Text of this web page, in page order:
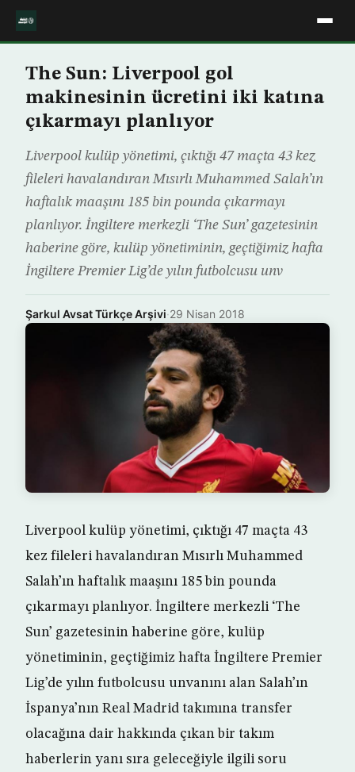
The Sun: Liverpool gol
makinesinin ücretini iki katına
çıkarmayı planlıyor
Liverpool kulüp yönetimi, çıktığı 47 maçta 43 kez
fileleri havalandıran Mısırlı Muhammed Salah’ın
haftalık maaşını 185 bin pounda çıkarmayı
planlıyor. İngiltere merkezli ‘The Sun’ gazetesinin
haberine göre, kulüp yönetiminin, geçtiğimiz hafta
İngiltere Premier Lig’de yılın futbolcusu unv
Şarkul Avsat Türkçe Arşivi·29 Nisan 2018
Liverpool kulüp yönetimi, çıktığı 47 maçta 43
kez fileleri havalandıran Mısırlı Muhammed
Salah’ın haftalık maaşını 185 bin pounda
çıkarmayı planlıyor. İngiltere merkezli ‘The
Sun’ gazetesinin haberine göre, kulüp
yönetiminin, geçtiğimiz hafta İngiltere Premier
Lig’de yılın futbolcusu unvanını alan Salah’ın
İspanya’nın Real Madrid takımına transfer
olacağına dair hakkında çıkan bir takım
haberlerin yanı sıra geleceğiyle ilgili soru